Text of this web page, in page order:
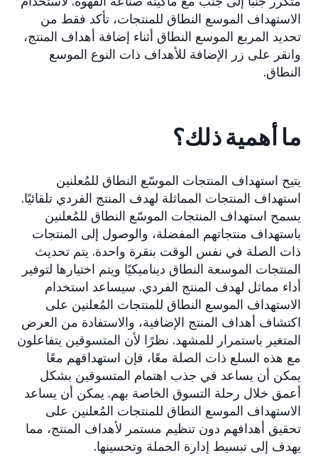
الاستهداف الموسع النطاق للمنتجات، تأكد فقط من
تحديد المربع الموسع النطاق أثناء إضافة أهداف المنتج،
وانقر على زر الإضافة للأهداف ذات النوع الموسع
النطاق.
ما أهمية ذلك؟
يتيح استهداف المنتجات الموسّع النطاق للمُعلنين
استهداف المنتجات المماثلة لهدف المنتج الفردي تلقائيًا.
يسمح استهداف المنتجات الموسّع النطاق للمُعلنين
باستهداف منتجاتهم المفضلة، والوصول إلى المنتجات
ذات الصلة في نفس الوقت بنقرة واحدة. يتم تحديث
المنتجات الموسعة النطاق ديناميكيًا ويتم اختيارها لتوفير
أداء مماثل لهدف المنتج الفردي. سيساعد استخدام
الاستهداف الموسع النطاق للمنتجات المُعلنين على
اكتشاف أهداف المنتج الإضافية، والاستفادة من العرض
المتغير باستمرار للمشهد. نظرًا لأن المتسوقين يتفاعلون
مع هذه السلع ذات الصلة معًا، فإن استهدافهم معًا
يمكن أن يساعد في جذب اهتمام المتسوقين بشكل
أعمق خلال رحلة التسوق الخاصة بهم. يمكن أن يساعد
الاستهداف الموسع النطاق للمنتجات المُعلنين على
تحقيق أهدافهم دون تنظيم مستمر لأهداف المنتج، مما
يهدف إلى تبسيط إدارة الحملة وتحسينها.